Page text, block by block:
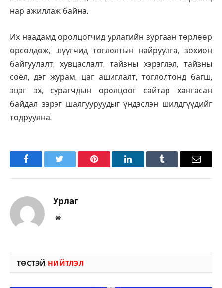
нар ажиллаж байна.
Их наадамд оролцогчид урлагийн зургаан төрлөөр
өрсөлдөж, шүүгчид тоглолтын найруулга, зохион
байгуулалт, хувцаслалт, тайзны хэрэглэл, тайзны
соёл, дэг журам, цаг ашиглалт, тоглолтонд багш,
эцэг эх, сурагчдын оролцоог сайтар хангасан
байдал зэрэг шалгууруудыг үндэслэн шилдгүүдийг
тодруулна.
FacebookTwitter Pinterest LinkedInTumblr Имэйл
Урлаг
Вэбсайт
ТӨСТЭЙ НИЙТЛЭЛ